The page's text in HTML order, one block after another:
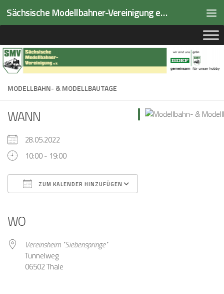
Zum Inhalt springen Sächsische Modellbahner-Vereinigung e.V.
MODELLBAHN- & MODELLBAUTAGE
WANN
28.05.2022
10:00 - 19:00
ZUM KALENDER HINZUFÜGEN
WO
Vereinsheim "Siebenspringe"
Tunnelweg
06502 Thale